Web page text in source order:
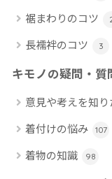
裾まわりのコツ
長襦袢のコツ 3
キモノの疑問・質
意見や考えを知り
着付けの悩み 107
着物の知識 98